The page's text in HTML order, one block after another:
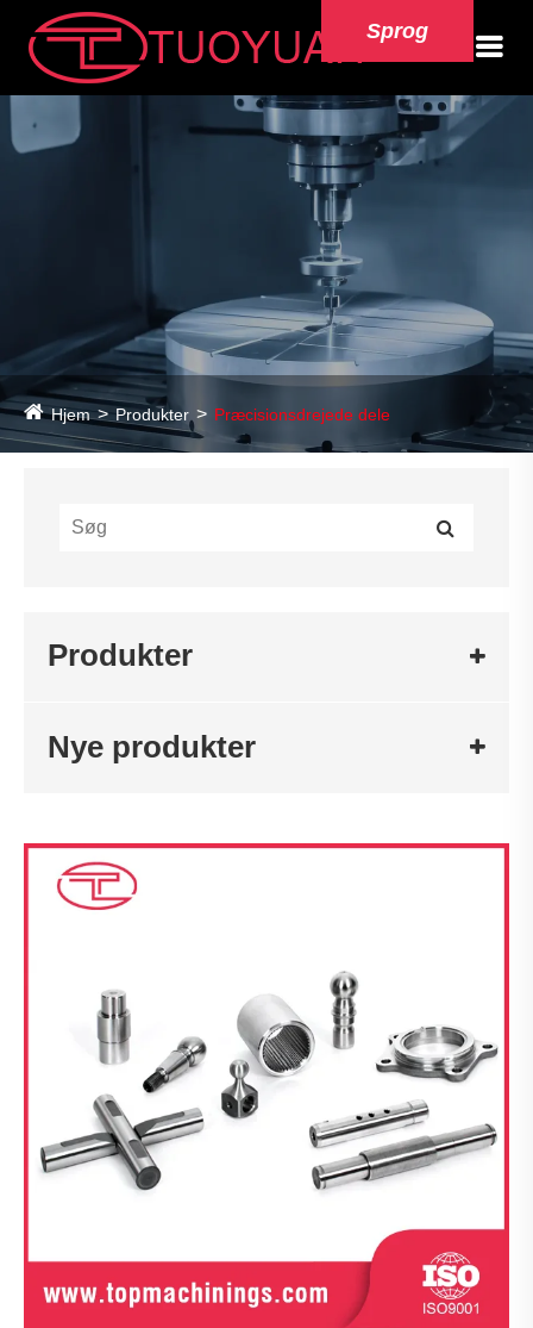
Sprog
Hjem Produkter Præcisionsdrejede dele
Produkter
Nye produkter